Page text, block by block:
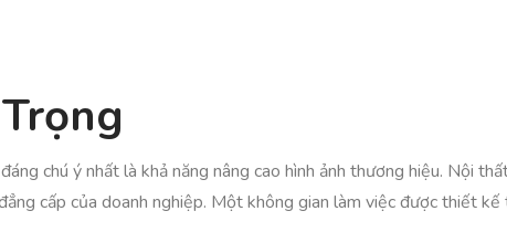
chú ý nhất là khả năng nâng cao hình ảnh thương hiệu. Nội
cấp của doanh nghiệp. Một không gian làm việc được thiết